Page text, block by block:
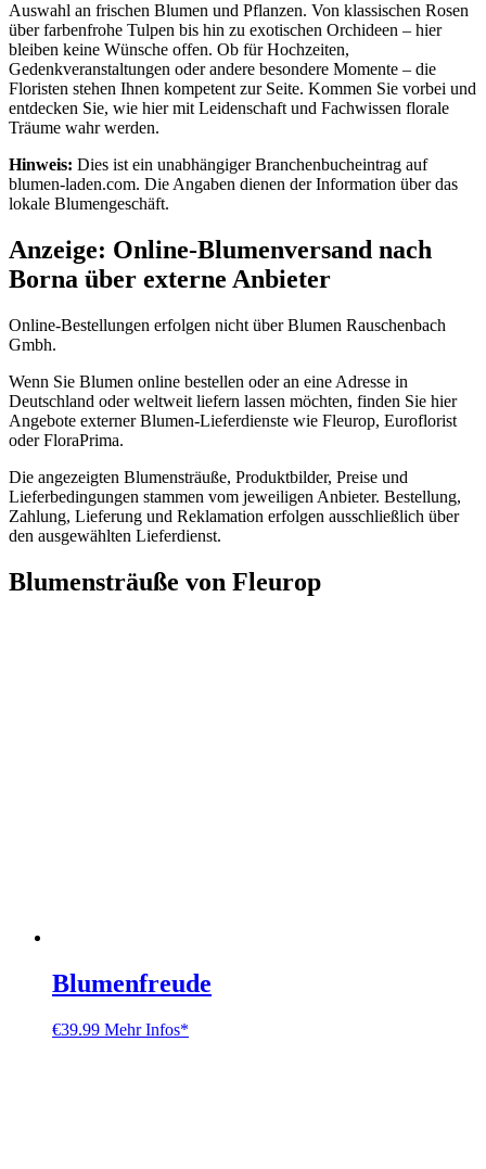
Auswahl an frischen Blumen und Pflanzen. Von klassischen Rosen
über farbenfrohe Tulpen bis hin zu exotischen Orchideen – hier
bleiben keine Wünsche offen. Ob für Hochzeiten,
Gedenkveranstaltungen oder andere besondere Momente – die
Floristen stehen Ihnen kompetent zur Seite. Kommen Sie vorbei und
entdecken Sie, wie hier mit Leidenschaft und Fachwissen florale
Träume wahr werden.
Hinweis: Dies ist ein unabhängiger Branchenbucheintrag auf
blumen-laden.com. Die Angaben dienen der Information über das
lokale Blumengeschäft.
Anzeige: Online-Blumenversand nach
Borna über externe Anbieter
Online-Bestellungen erfolgen nicht über Blumen Rauschenbach
Gmbh.
Wenn Sie Blumen online bestellen oder an eine Adresse in
Deutschland oder weltweit liefern lassen möchten, finden Sie hier
Angebote externer Blumen-Lieferdienste wie Fleurop, Euroflorist
oder FloraPrima.
Die angezeigten Blumensträuße, Produktbilder, Preise und
Lieferbedingungen stammen vom jeweiligen Anbieter. Bestellung,
Zahlung, Lieferung und Reklamation erfolgen ausschließlich über
den ausgewählten Lieferdienst.
Blumensträuße von Fleurop
Blumenfreude
€39.99 Mehr Infos*